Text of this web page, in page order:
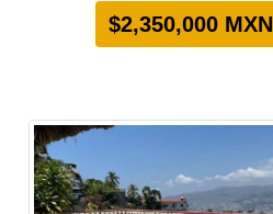
$2,350,000 MXN